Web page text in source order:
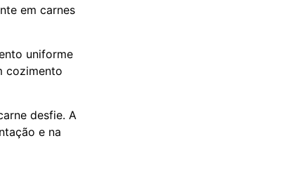
em carnes
uniforme
cozimento
desfie. A
e na